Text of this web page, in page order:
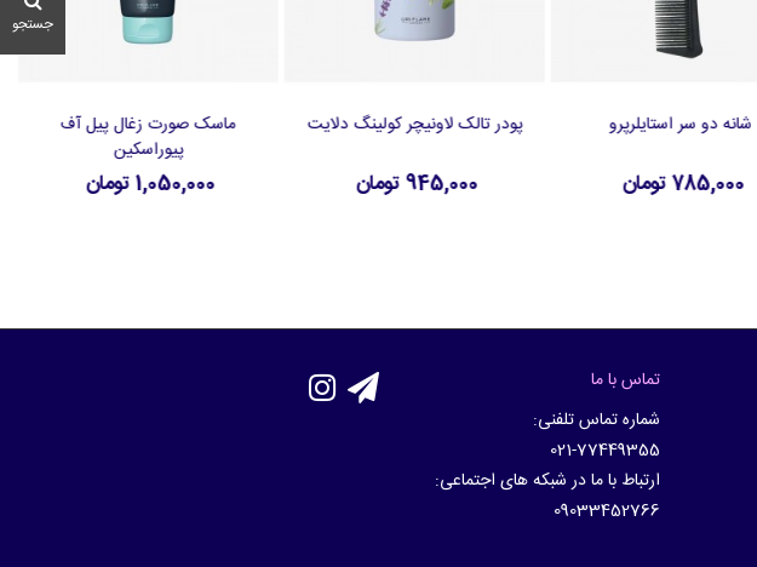
افزودن به سبد خرید
شانه دو سر استایلرپرو
785,000 تومان
افزودن به سبد خرید
پودر تالک لاونیچر کولینگ دلایت
945,000 تومان
افزودن به سبد خرید
ماسک صورت زغال پیل آف
پیوراسکین
1,050,000 تومان
تماس با ما
شماره تماس تلفنی:
021-77449355
ارتباط با ما در شبکه های اجتماعی:
09033452766
جستجو